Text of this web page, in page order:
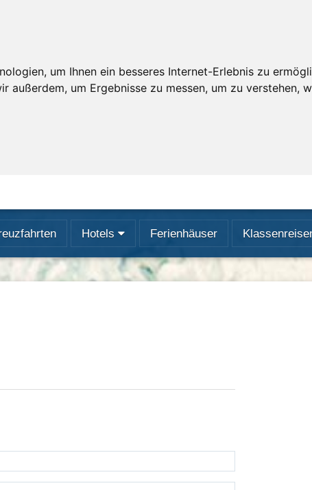
um Ihnen ein besseres Internet-Erlebnis zu
außerdem, um Ergebnisse zu messen, um zu verstehen,
Hotels Ferienhäuser